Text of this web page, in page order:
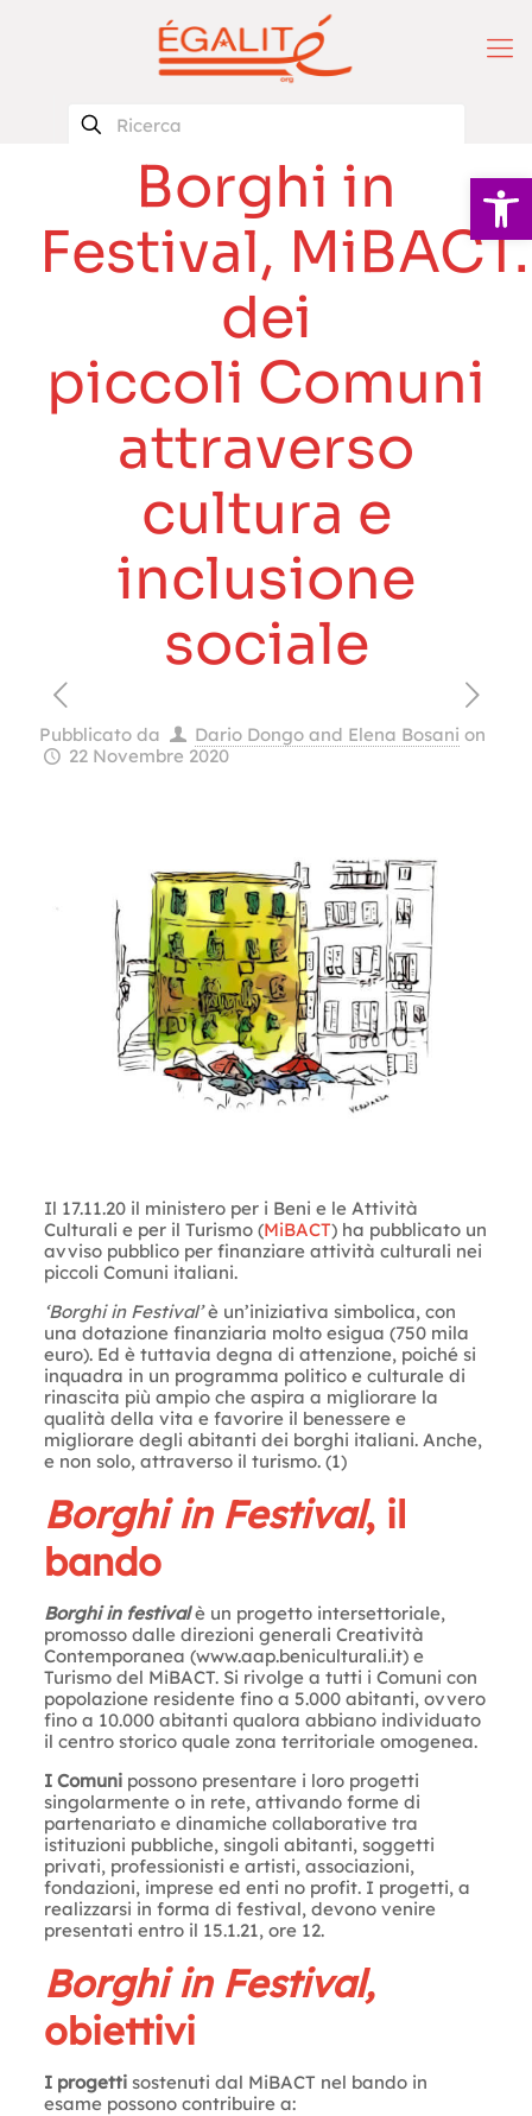
Apri la
Borghi in
Festival,
dei
piccoli Comuni
attraverso
cultura e
inclusione
sociale
Pubblicato da Dario Dongo and Elena Bosani on
22 Novembre 2020
Il 17.11.20 il ministero per i Beni e le Attività
Culturali e per il Turismo (MiBACT) ha pubblicato un
avviso pubblico per finanziare attività culturali nei
piccoli Comuni italiani.
‘Borghi in Festival’è un’iniziativa simbolica, con
una dotazione finanziaria molto esigua (750 mila
euro). Ed è tuttavia degna di attenzione, poiché si
inquadra in un programma politico e culturale di
rinascita più ampio che aspira a migliorare la
qualità della vita e favorire il benessere e
migliorare degli abitanti dei borghi italiani. Anche,
e non solo, attraverso il turismo. (1)
Borghi in Festival, il
bando
Borghi in festivalè un progetto intersettoriale,
promosso dalle direzioni generali Creatività
Contemporanea (www.aap.beniculturali.it) e
Turismo del MiBACT. Si rivolge a tutti i Comuni con
popolazione residente fino a 5.000 abitanti, ovvero
fino a 10.000 abitanti qualora abbiano individuato
il centro storico quale zona territoriale omogenea.
I Comuni possono presentare i loro progetti
singolarmente o in rete, attivando forme di
partenariato e dinamiche collaborative tra
istituzioni pubbliche, singoli abitanti, soggetti
privati, professionisti e artisti, associazioni,
fondazioni, imprese ed enti no profit. I progetti, a
realizzarsi in forma di festival, devono venire
presentati entro il 15.1.21, ore 12.
Borghi in Festival,
obiettivi
I progetti sostenuti dal MiBACT nel bando in
esame possono contribuire a: